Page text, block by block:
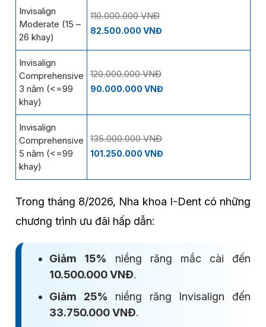
Invisalign
Moderate (15 –
26 khay)
110.000.000 VNĐ
82.500.000 VNĐ
Invisalign
Comprehensive
3 năm (<=99
khay)
120.000.000 VNĐ
90.000.000 VNĐ
Invisalign
Comprehensive
5 năm (<=99
khay)
135.000.000 VNĐ
101.250.000 VNĐ
Trong tháng 8/2026, Nha khoa I-Dent có những
chương trình ưu đãi hấp dẫn:
Giảm 15% niềng răng mắc cài đến
10.500.000 VNĐ.
Giảm 25% niềng răng Invisalign đến
33.750.000 VNĐ.